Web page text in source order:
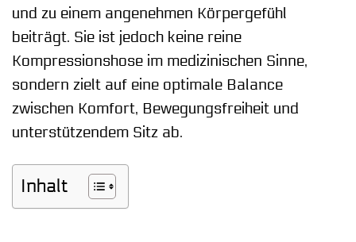
und zu einem angenehmen Körpergefühl
beiträgt. Sie ist jedoch keine reine
Kompressionshose im medizinischen Sinne,
sondern zielt auf eine optimale Balance
zwischen Komfort, Bewegungsfreiheit und
unterstützendem Sitz ab.
Inhalt